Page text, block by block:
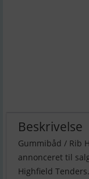
Beskrivelse
Gummibåd / Rib
annonceret til
Highfield